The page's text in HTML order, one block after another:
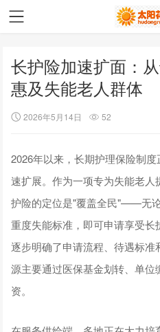
长护险加速扩面：
惠及失能老人群体
2026年5月14日 52
2026年以来，长期护理保险制
速扩展。作为一项专为失能老
护险的定位是"覆盖全民"——无
重度失能标准，即可申请享受
逐步明确了申请流程、待遇标
源主要通过医保基金划转、单
资。